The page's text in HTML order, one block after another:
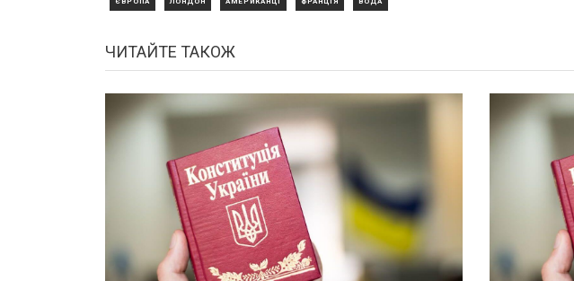
ЧИТАЙТЕ ТАКОЖ